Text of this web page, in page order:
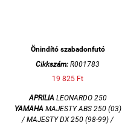
Önindító szabadonfutó
Cikkszám: R001783
19 825 Ft
APRILIA LEONARDO 250
YAMAHA MAJESTY ABS 250 (03)
/ MAJESTY DX 250 (98-99) /